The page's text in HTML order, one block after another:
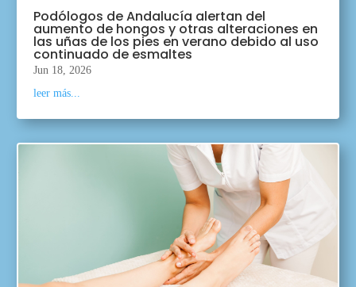
Podólogos de Andalucía alertan del
aumento de hongos y otras alteraciones en
las uñas de los pies en verano debido al uso
continuado de esmaltes
Jun 18, 2026
leer más...